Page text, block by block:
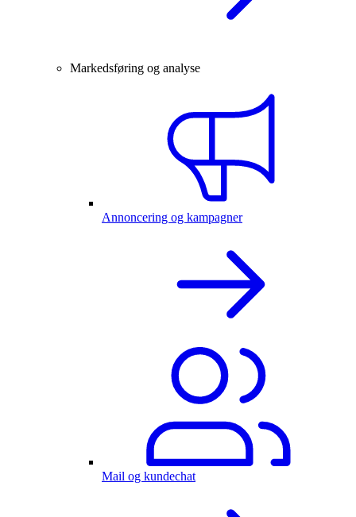
Markedsføring og analyse
Annoncering og kampagner
Mail og kundechat